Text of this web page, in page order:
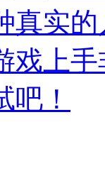
真实
戏上
！